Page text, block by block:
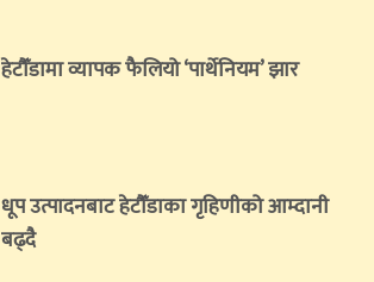
हेटौँडामा व्यापक फैलियो ‘पार्थेनियम’ झार
धूप उत्पादनबाट हेटौँडाका गृहिणीको आम्दानी
बढ्दै